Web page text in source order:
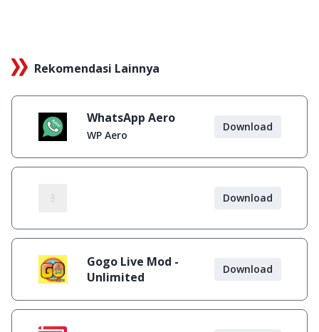
Rekomendasi Lainnya
WhatsApp Aero
WP Aero
Download
Download
Gogo Live Mod -
Unlimited
Download